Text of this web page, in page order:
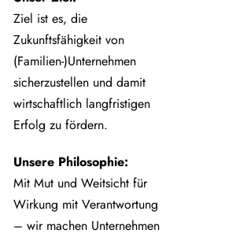
Ziel ist es, die
Zukunftsfähigkeit von
(Familien-)Unternehmen
sicherzustellen und damit
wirtschaftlich langfristigen
Erfolg zu fördern.
Unsere Philosophie:
Mit Mut und Weitsicht für
Wirkung mit Verantwortung
– wir machen Unternehmen